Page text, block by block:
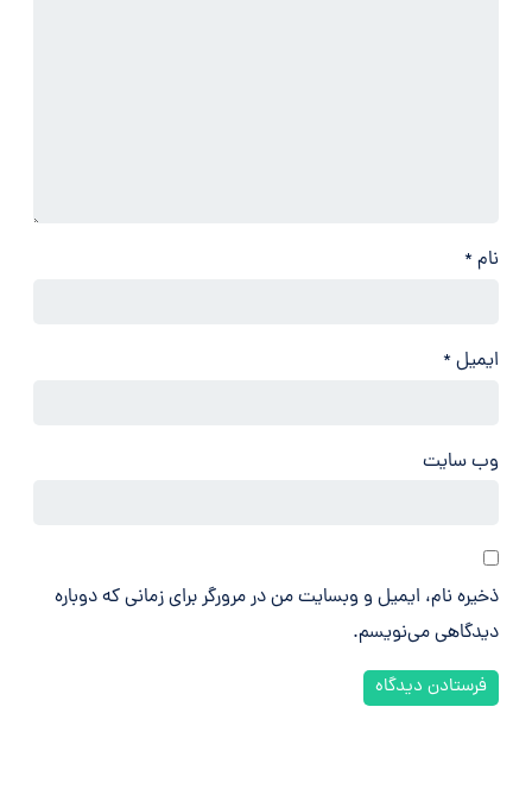
نام*
ایمیل*
وب‌ سایت
ذخیره نام، ایمیل و وبسایت من در مرورگر برای زمانی که دوباره
دیدگاهی می‌نویسم.